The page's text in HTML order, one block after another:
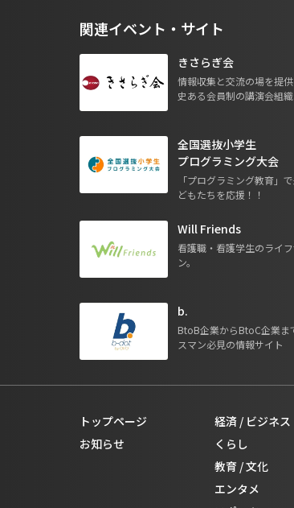
関連イベント・サイト
きさらぎ会
情報収集と交流の場を提
史ある会員制の講演会組織
全国選抜小学生
プログラミング大会
「プログラミング教育」
どもたちを応援！！
Will Friends
看護職・看護学生のライ
ン。
b.
BtoB企業からBtoC企業ま
スマン必見の情報サイト
トップページ
お知らせ
経済 / ビジネス
くらし
教育 / 文化
エンタメ